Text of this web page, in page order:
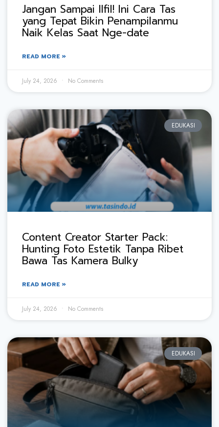
Jangan Sampai Ilfil! Ini Cara Tas
yang Tepat Bikin Penampilanmu
Naik Kelas Saat Nge-date
READ MORE »
July 24, 2026 No Comments
EDUKASI
Content Creator Starter Pack:
Hunting Foto Estetik Tanpa Ribet
Bawa Tas Kamera Bulky
READ MORE »
July 24, 2026 No Comments
EDUKASI